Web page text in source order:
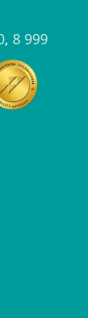
, 8 999